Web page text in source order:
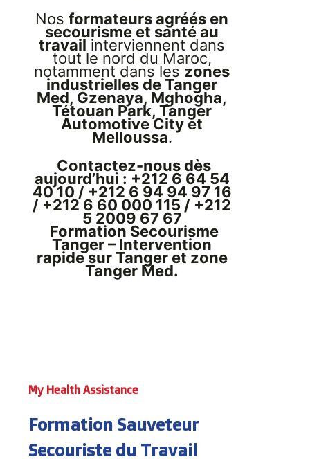
Nos formateurs agréés en
secourisme et santé au
travail interviennent dans
tout le nord du Maroc,
notamment dans les zones
industrielles de Tanger
Med, Gzenaya, Mghogha,
Tétouan Park, Tanger
Automotive City et
Melloussa.
Contactez-nous dès
aujourd’hui : +212 6 64 54
40 10 / +212 6 94 94 97 16
/ +212 6 60 000 115 / +212
5 2009 67 67
Formation Secourisme
Tanger – Intervention
rapide sur Tanger et zone
Tanger Med.
My Health Assistance
Formation Sauveteur
Secouriste du Travail